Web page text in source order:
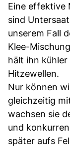
Eine effektive
sind
unserem Fall
Klee-
hält ihn
Hitzewellen.
Nur können
gleichzeitig
wachsen sie
und
später aufs